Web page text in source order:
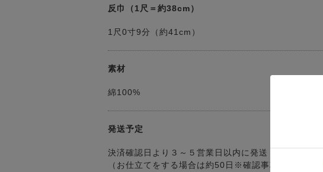
反巾（1尺＝約38cm）
1尺0寸9分（約41cm）
素材
綿100%
発送予定
決済確認日より３～５営業日以内に発送
（お仕立てをする場合は約50日※確認事項がなく、ス